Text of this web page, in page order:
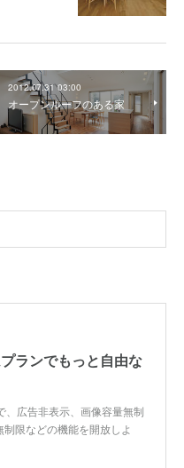
2012.07.31 03:00
オープンルーフのある家
ランでもっと自由な
、広告非表示、画像容量無制
限などの機能を開放しよ